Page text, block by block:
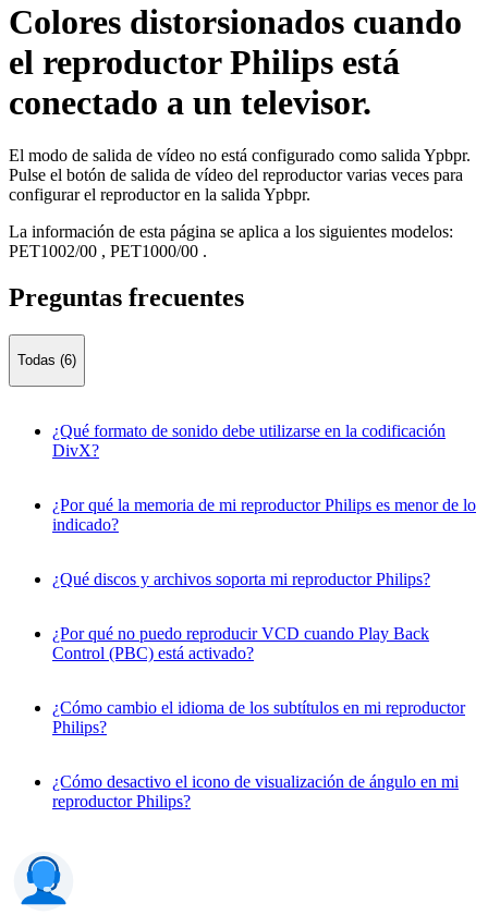
Colores distorsionados cuando
el reproductor Philips está
conectado a un televisor.
El modo de salida de vídeo no está configurado como salida Ypbpr.
Pulse el botón de salida de vídeo del reproductor varias veces para
configurar el reproductor en la salida Ypbpr.
La información de esta página se aplica a los siguientes modelos:
PET1002/00 , PET1000/00 .
Preguntas frecuentes
Todas (6)
¿Qué formato de sonido debe utilizarse en la codificación
DivX?
¿Por qué la memoria de mi reproductor Philips es menor de lo
indicado?
¿Qué discos y archivos soporta mi reproductor Philips?
¿Por qué no puedo reproducir VCD cuando Play Back
Control (PBC) está activado?
¿Cómo cambio el idioma de los subtítulos en mi reproductor
Philips?
¿Cómo desactivo el icono de visualización de ángulo en mi
reproductor Philips?